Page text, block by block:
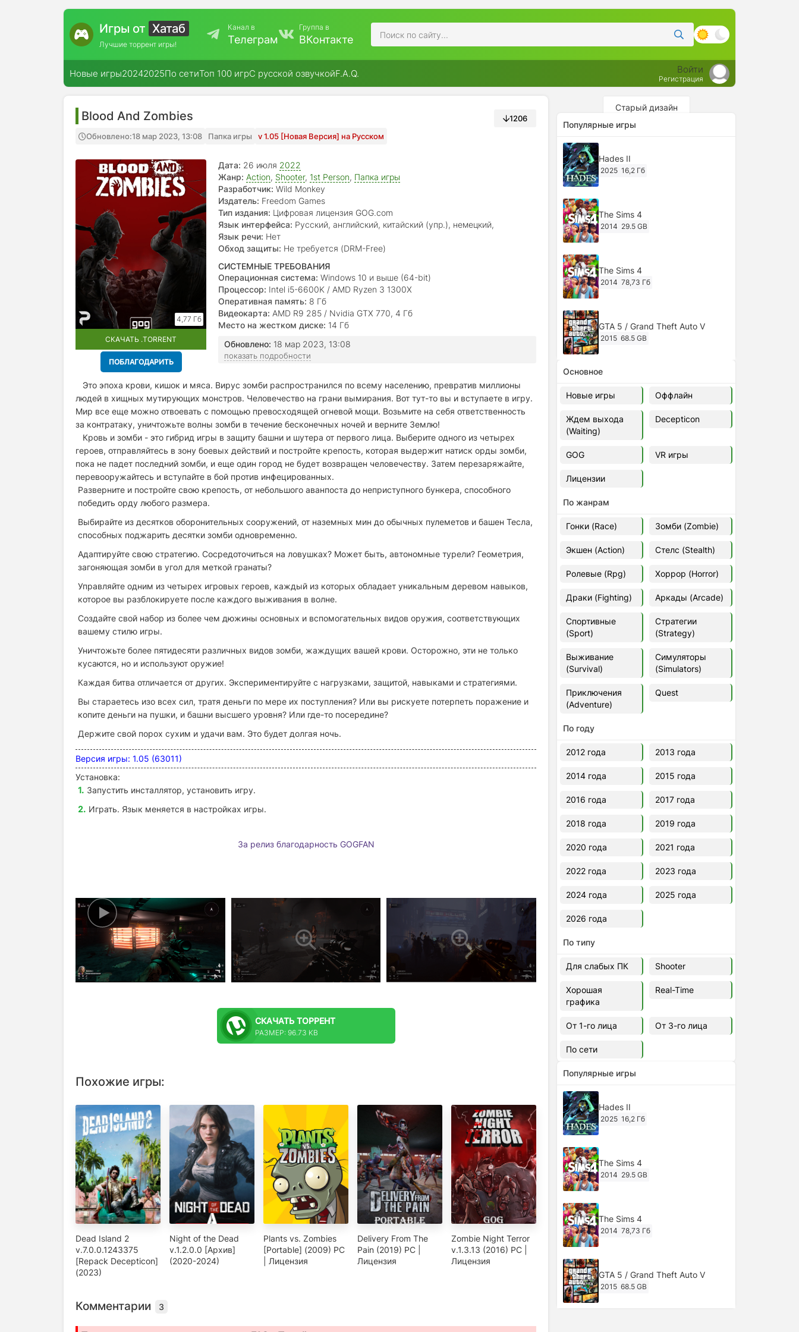
Игры от Хатаб
Лучшие торрент игры!
Канал в
Телеграм
Группа в
ВКонтакте
Новые игры20242025По сетиТоп 100 игрС русской озвучкойF.A.Q. Войти
Регистрация
Blood And Zombies
Обновлено:18 мар 2023, 13:08 Папка игры v 1.05 [Новая Версия] на Русском
1206
4,77 Гб
СКАЧАТЬ .TORRENT
ПОБЛАГОДАРИТЬ
Дата: 26 июля 2022
Жанр: Action, Shooter, 1st Person, Папка игры
Разработчик: Wild Monkey
Издатель: Freedom Games
Тип издания: Цифровая лицензия GOG.com
Язык интерфейса: Русский, английский, китайский (упр.), немецкий,
итальянский
Язык речи: Нет
Обход защиты: Не требуется (DRM-Free)
СИСТЕМНЫЕ ТРЕБОВАНИЯ
Операционная система: Windows 10 и выше (64-bit)
Процессор: Intel i5-6600K / AMD Ryzen 3 1300X
Оперативная память: 8 Гб
Видеокарта: AMD R9 285 / Nvidia GTX 770, 4 Гб
Место на жестком диске: 14 Гб
Обновлено: 18 мар 2023, 13:08
показать подробности
Это эпоха крови, кишок и мяса. Вирус зомби распространился по всему населению, превратив миллионы
людей в хищных мутирующих монстров. Человечество на грани вымирания. Вот тут-то вы и вступаете в игру.
Мир все еще можно отвоевать с помощью превосходящей огневой мощи. Возьмите на себя ответственность
за контратаку, уничтожьте волны зомби в течение бесконечных ночей и верните Землю!
Кровь и зомби - это гибрид игры в защиту башни и шутера от первого лица. Выберите одного из четырех
героев, отправляйтесь в зону боевых действий и постройте крепость, которая выдержит натиск орды зомби,
пока не падет последний зомби, и еще один город не будет возвращен человечеству. Затем перезаряжайте,
перевооружайтесь и вступайте в бой против инфецированных.
Разверните и постройте свою крепость, от небольшого аванпоста до неприступного бункера, способного
победить орду любого размера.
Выбирайте из десятков оборонительных сооружений, от наземных мин до обычных пулеметов и башен Тесла,
способных поджарить десятки зомби одновременно.
Адаптируйте свою стратегию. Сосредоточиться на ловушках? Может быть, автономные турели? Геометрия,
загоняющая зомби в угол для меткой гранаты?
Управляйте одним из четырех игровых героев, каждый из которых обладает уникальным деревом навыков,
которое вы разблокируете после каждого выживания в волне.
Создайте свой набор из более чем дюжины основных и вспомогательных видов оружия, соответствующих
вашему стилю игры.
Уничтожьте более пятидесяти различных видов зомби, жаждущих вашей крови. Осторожно, эти не только
кусаются, но и используют оружие!
Каждая битва отличается от других. Экспериментируйте с нагрузками, защитой, навыками и стратегиями.
Вы стараетесь изо всех сил, тратя деньги по мере их поступления? Или вы рискуете потерпеть поражение и
копите деньги на пушки, и башни высшего уровня? Или где-то посередине?
Держите свой порох сухим и удачи вам. Это будет долгая ночь.
Версия игры: 1.05 (63011)
Установка:
Запустить инсталлятор, установить игру.
Играть. Язык меняется в настройках игры.
За релиз благодарность GOGFAN
СКАЧАТЬ ТОРРЕНТ
РАЗМЕР: 96.73 KB
Похожие игры:
Dead Island 2
v.7.0.0.1243375
[Repack Decepticon]
(2023)
Night of the Dead
v.1.2.0.0 [Архив]
(2020-2024)
Plants vs. Zombies
[Portable] (2009) PC
| Лицензия
Delivery From The
Pain (2019) PC |
Лицензия
Zombie Night Terror
v.1.3.13 (2016) PC |
Лицензия
Комментарии 3
Старый дизайн
Популярные игры
Hades II
2025 16,2 Гб
The Sims 4
2014 29.5 GB
The Sims 4
2014 78,73 Гб
GTA 5 / Grand Theft Auto V
2015 68.5 GB
Ghost of Tsushima: Director's Cut
v.1053.8.1023.1614 [RePack
Decepticon] (2024)
2024
Cyberpunk 2077
49.4 GB
Ghost of Tsushima: Director's Cut
v.1053.9.0623.1807 [Папка
Euro Truck Simulator 2 v.1.60.1.7s
[Папка игры] (2012)
37,77 Гб
Forza Horizon 5 v.688.044
[Папка игры] (2021)
2021
V Rising
2024
Основное
Новые игры Оффлайн
Ждем выхода
(Waiting)
Decepticon
GOG VR игры
Лицензии
По жанрам
Гонки (Race) Зомби (Zombie)
Экшен (Action) Стелс (Stealth)
Ролевые (Rpg) Хоррор (Horror)
Драки (Fighting) Аркады (Arcade)
Спортивные
(Sport)
Стратегии
(Strategy)
Выживание
(Survival)
Симуляторы
(Simulators)
Приключения
(Adventure)
Quest
По году
2012 года 2013 года
2014 года 2015 года
2016 года 2017 года
2018 года 2019 года
2020 года 2021 года
2022 года 2023 года
2024 года 2025 года
2026 года
По типу
Для слабых ПК Shooter
Хорошая
графика
Real-Time
От 1-го лица От 3-го лица
По сети
Популярные игры
Hades II
2025 16,2 Гб
The Sims 4
2014 29.5 GB
The Sims 4
2014 78,73 Гб
GTA 5 / Grand Theft Auto V
2015 68.5 GB